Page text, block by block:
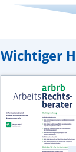
Wichtiger